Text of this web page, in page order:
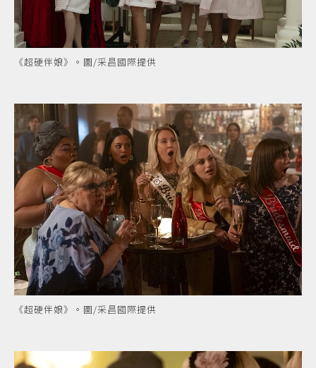
《超硬伴娘》。圖/采昌國際提供
《超硬伴娘》。圖/采昌國際提供